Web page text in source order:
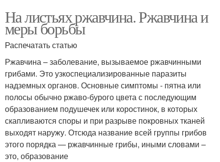
На листьях ржавчина. Ржавчина и
меры борьбы
Распечатать статью
Ржавчина – заболевание, вызываемое ржавчинными
грибами. Это узкоспециализированные паразиты
надземных органов. Основные симптомы - пятна или
полосы обычно ржаво-бурого цвета с последующим
образованием подушечек или коростинок, в которых
скапливаются споры и при разрыве покровных тканей
выходят наружу. Отсюда название всей группы грибов
этого порядка — ржавчинные грибы, иными словами –
это, образование